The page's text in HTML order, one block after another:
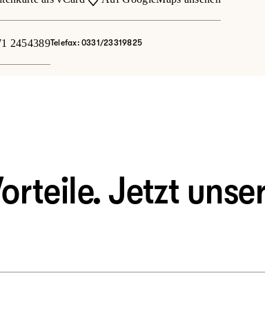
2454389Telefax: 0331/23319825
Jetzt